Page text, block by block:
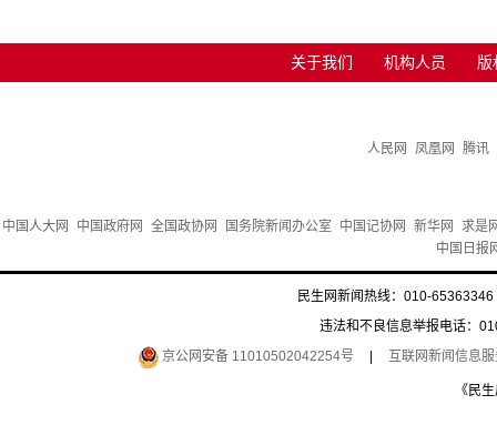
关于我们 机构人员 版
人民网 凤凰网 腾讯
中国人大网 中国政府网 全国政协网 国务院新闻办公室 中国记协网 新华网
求是
中国日报
民生网新闻热线：010-
违法和不良信息举报电话：
京公网安备 11010502042254号
互联网新闻信息
《民